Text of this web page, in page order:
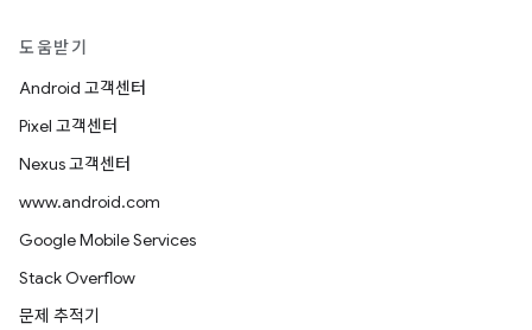
도움받기
Android 고객센터
Pixel 고객센터
Nexus 고객센터
www.android.com
Google Mobile Services
Stack Overflow
문제 추적기